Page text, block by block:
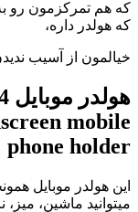
که هم تمرکزمون رو
که هولدر داره،
خیالمون از آسیب
mobile
phone holder
این هولدر موبایل
میتوانید ماشین،